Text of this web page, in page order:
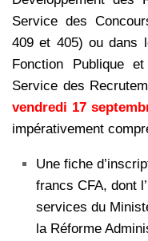
Service des
409 et 405) ou dans
Fonction Publique
Service des
vendredi 17
impérativement
Une fiche
francs CFA, dont
services du
la Réforme